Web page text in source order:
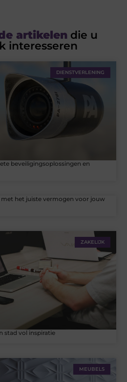
artikelen die u
interesseren
DIENSTVERLENING
beveiligingsoplossingen en
met het juiste vermogen voor jouw
ZAKELIJK
stad vol inspiratie
MEUBELS